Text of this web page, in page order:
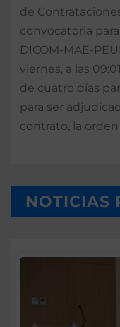
de
convocatoria
DICOM-MAE-
viernes, a las
de cuatro días
para ser
contrato, la
NOTICIAS